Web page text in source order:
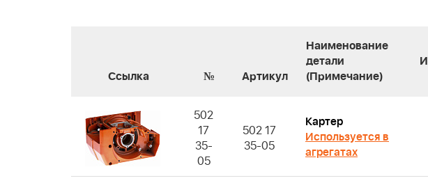
Ссылка № Артикул
Наименование
детали
(Примечание)
502
17
35-
05
502 17
35-05
Картер
Используется в
агрегатах